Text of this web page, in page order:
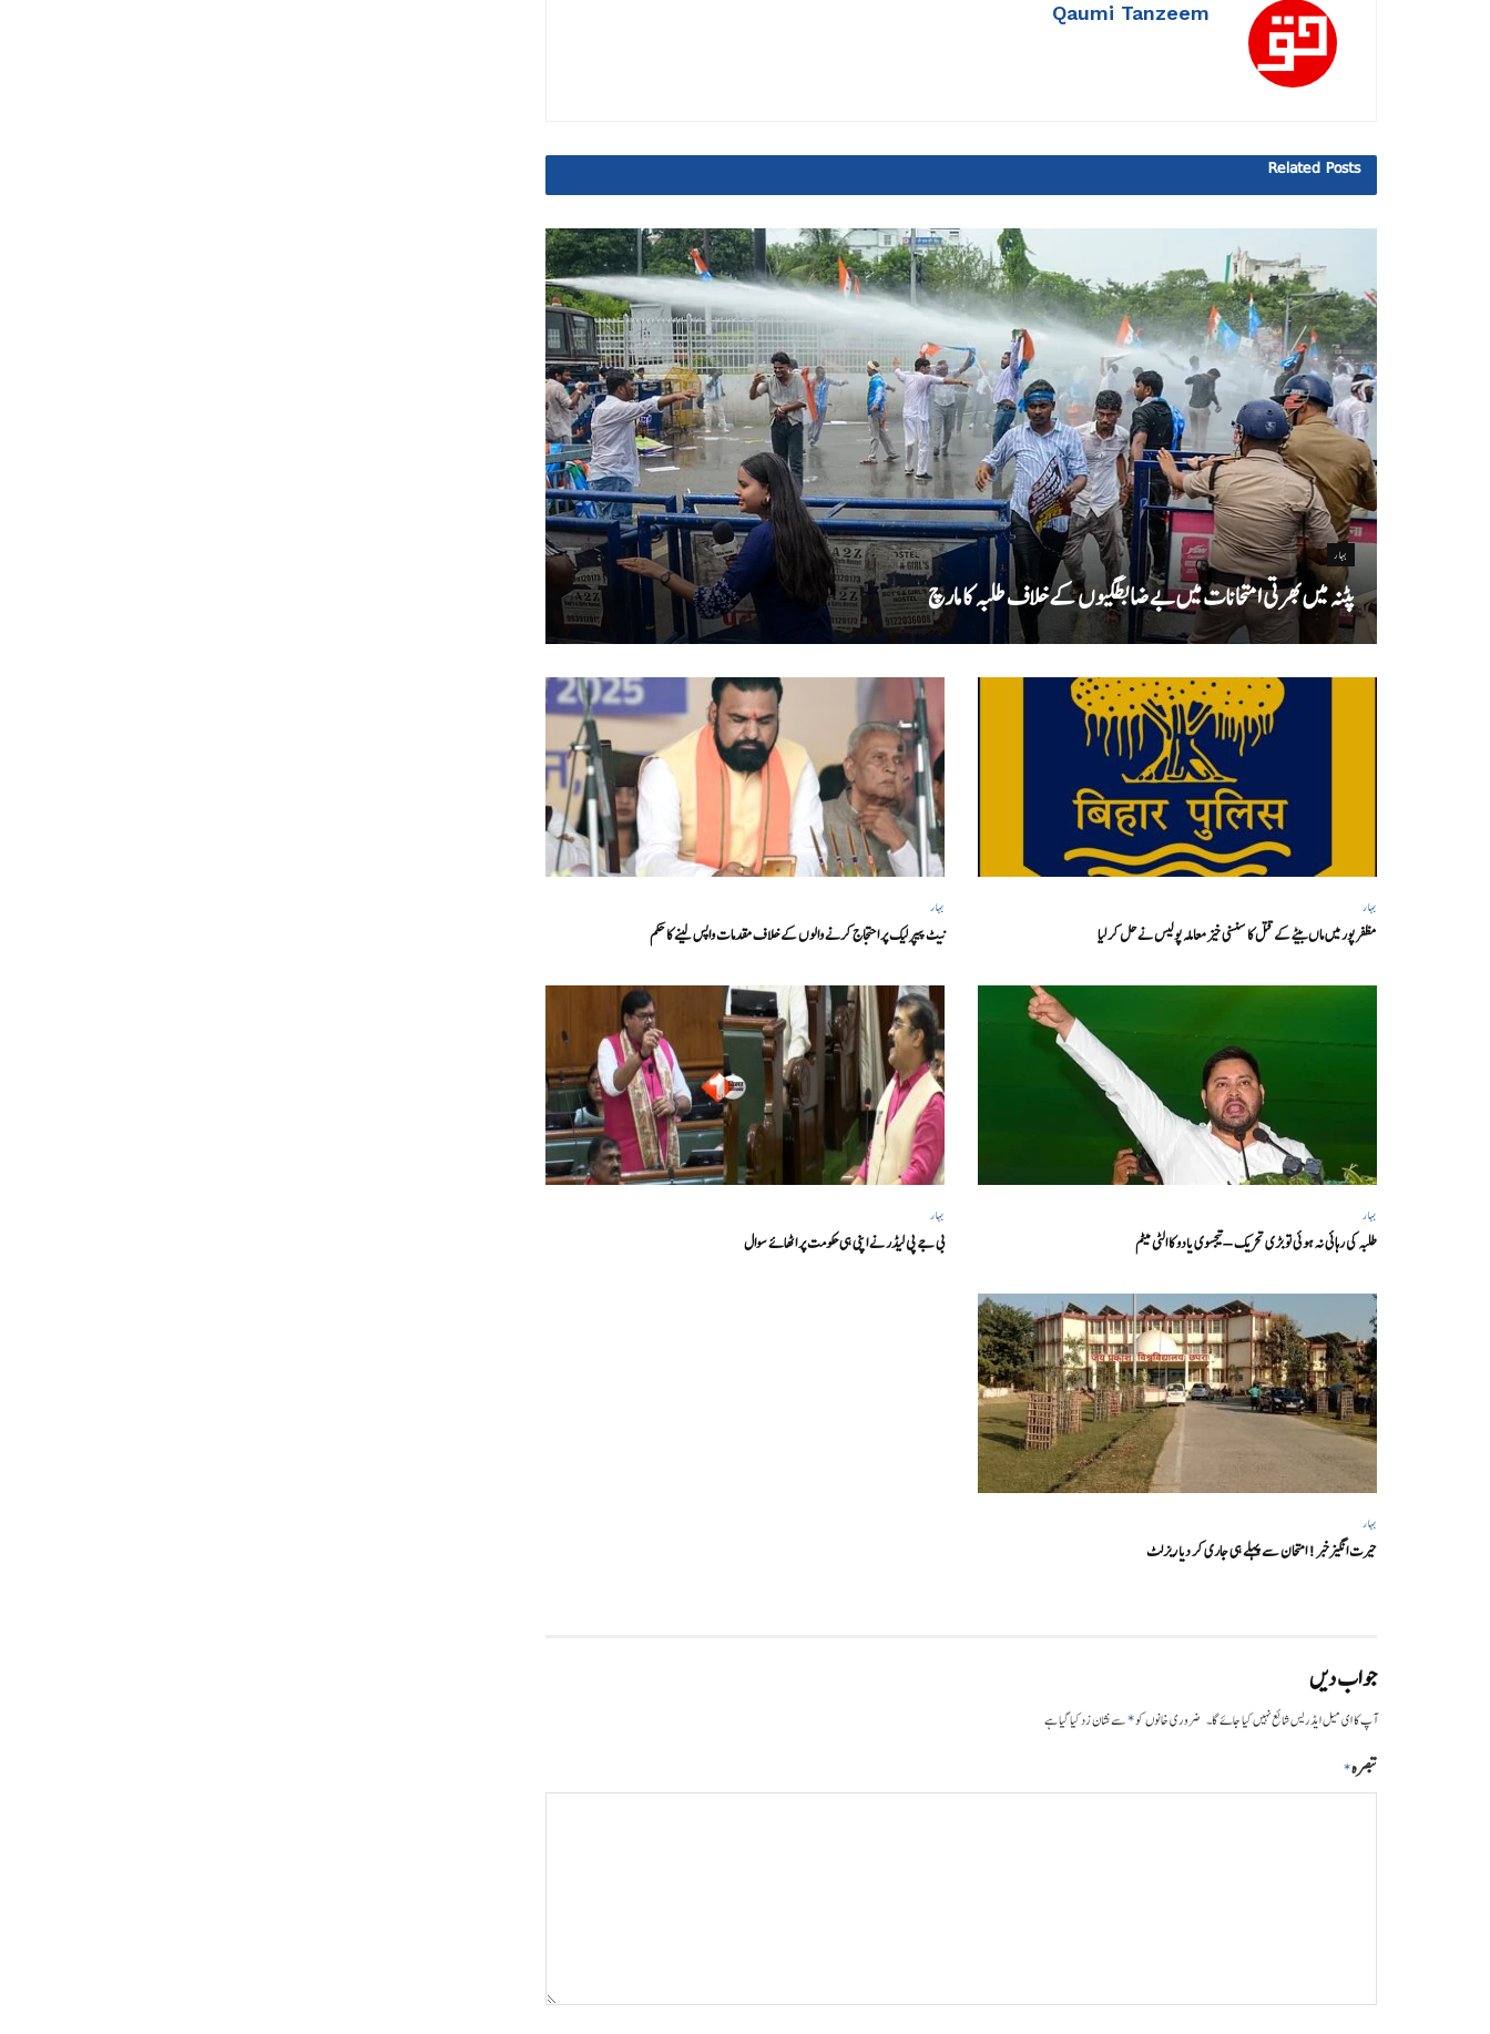
Qaumi Tanzeem
Related Posts
بہار
پٹنہ میں بھرتی امتحانات میں بے ضابطگیوں کے خلاف طلبہ کا مارچ
بہار
مظفر پور میں ماں بیٹے کے قتل کا سنسنی خیز معاملہ پولیس نے حل کر لیا
بہار
نیٹ پیپر لیک پر احتجاج کرنے والوں کے خلاف مقدمات واپس لینے کا حکم
بہار
طلبہ کی رہائی نہ ہوئی تو بڑی تحریک – تیجسوی یادو کا الٹی میٹم
بہار
بی جے پی لیڈر نے اپنی ہی حکومت پر اٹھائے سوال
بہار
حیرت انگیزخبر ! امتحان سے پہلے ہی جاری کر دیا ریزلٹ
جواب دیں
آپ کا ای میل ایڈریس شائع نہیں کیا جائے گا۔ ضروری خانوں کو*سے نشان زد کیا گیا ہے
تبصرہ*